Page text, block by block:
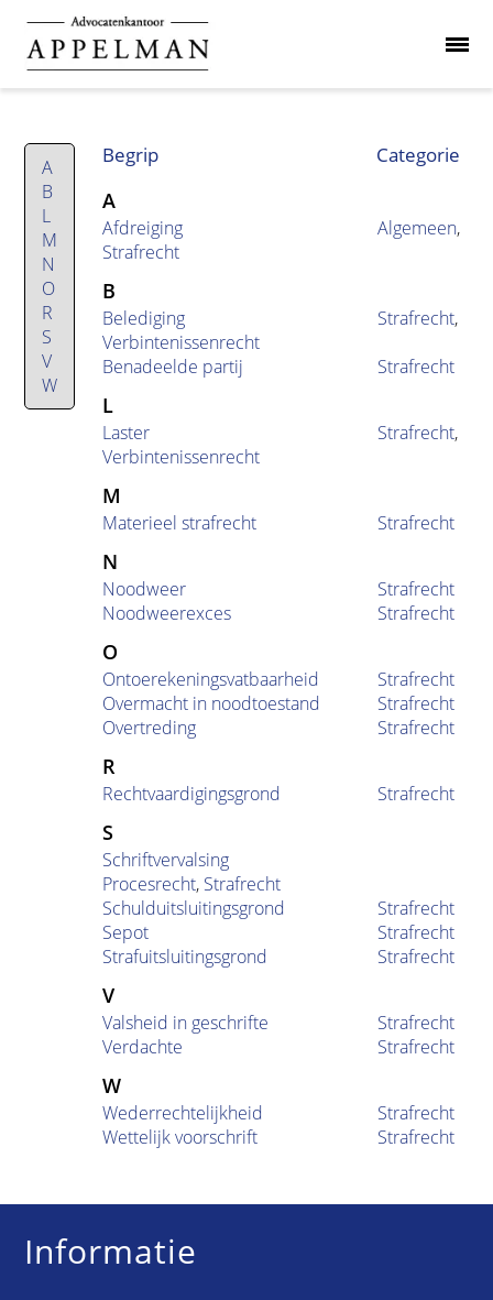
Begrip Categorie
A
Afdreiging Algemeen,
Strafrecht
B
Belediging Strafrecht,
Verbintenissenrecht
Benadeelde partij
Strafrecht
L
Laster Strafrecht,
Verbintenissenrecht
M
Materieel strafrecht Strafrecht
N
Noodweer
Strafrecht
Noodweerexces
Strafrecht
O
Ontoerekeningsvatbaarheid
Strafrecht
Overmacht in noodtoestand
Strafrecht
Overtreding
Strafrecht
R
Rechtvaardigingsgrond Strafrecht
S
Schriftvervalsing
Procesrecht, Strafrecht
Schulduitsluitingsgrond
Strafrecht
Sepot
Strafrecht
Strafuitsluitingsgrond
Strafrecht
V
Valsheid in geschrifte
Strafrecht
Verdachte
Strafrecht
W
Wederrechtelijkheid
Strafrecht
Wettelijk voorschrift
Strafrecht
A
B
L
M
N
O
R
S
V
W
Informatie